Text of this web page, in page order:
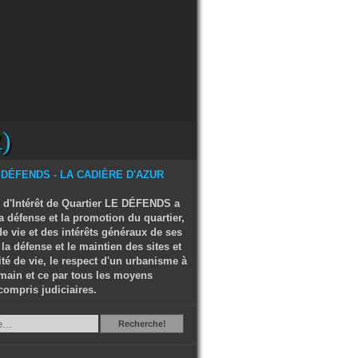
de Quartier LE DÉFENDS a
défense et la promotion du quartier,
vie et des intérêts généraux de ses
défense et le maintien des sites et
de vie, le respect d'un urbanisme à
et ce par tous les moyens
judiciaires.
RechercheRecherche!